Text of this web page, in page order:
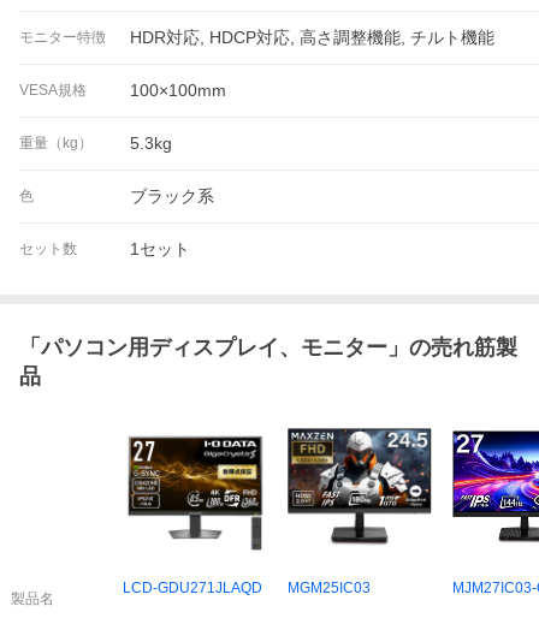
モニター特徴 HDR対応, HDCP対応, 高さ調整機能, チルト機能
VESA規格 100×100mm
重量（kg） 5.3kg
色 ブラック系
セット数 1セット
「パソコン用ディスプレイ、モニター 」の売れ筋製
品
製品名
LCD-GDU271JLAQD MGM25IC03